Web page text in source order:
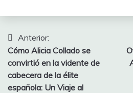
Navegación
de
entradas
Anterior:
Cómo Alicia Collado se
convirtió en la vidente de
cabecera de la élite
española: Un Viaje al